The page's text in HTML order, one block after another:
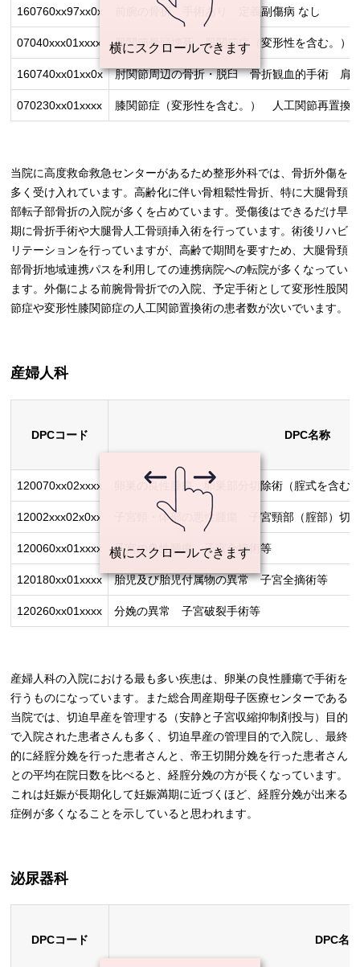
160760xx97xx0x 前腕の骨折 手術あり 定義副傷病 なし
07040xxx01xxxx 股関節骨頭壊死、股関節症（変形性を含む。
160740xx01xx0x 肘関節周辺の骨折・脱臼 骨折観血的手術 肩
070230xx01xxxx 膝関節症（変形性を含む。） 人工関節再置換
当院に高度救命救急センターがあるため整形外科では、骨折外傷を
多く受け入れています。高齢化に伴い骨粗鬆性骨折、特に大腿骨頚
部転子部骨折の入院が多くを占めています。受傷後はできるだけ早
期に骨折手術や大腿骨人工骨頭挿入術を行っています。術後リハビ
リテーションを行っていますが、高齢で期間を要すため、大腿骨頚
部骨折地域連携パスを利用しての連携病院への転院が多くなってい
ます。外傷による前腕骨骨折での入院、予定手術として変形性股関
節症や変形性膝関節症の人工関節置換術の患者数が次いでいます。
産婦人科
DPCコード DPC名称
120070xx02xxxx 卵巣の良性腫瘍 卵巣部分切除術（腟式を含
12002xxx02x0xx 子宮頸・体部の悪性腫瘍 子宮頸部（腟部）
120060xx01xxxx 子宮の良性腫瘍 子宮全摘術等
120180xx01xxxx 胎児及び胎児付属物の異常 子宮全摘術等
120260xx01xxxx 分娩の異常 子宮破裂手術等
産婦人科の入院における最も多い疾患は、卵巣の良性腫瘍で手術を
行うものになっています。また総合周産期母子医療センターである
当院では、切迫早産を管理する（安静と子宮収縮抑制剤投与）目的
で入院された患者さんも多く、切迫早産の管理目的で入院し、最終
的に経腟分娩を行った患者さんと、帝王切開分娩を行った患者さん
との平均在院日数を比べると、経腟分娩の方が長くなっています。
これは妊娠が長期化して妊娠満期に近づくほど、経腟分娩が出来る
症例が多くなることを示していると思われます。
泌尿器科
DPCコード DPC名称